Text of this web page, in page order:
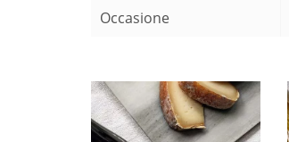
Occasione